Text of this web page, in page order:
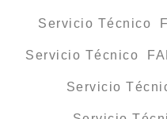
Servicio Técnico
Servicio Técnico
Servicio